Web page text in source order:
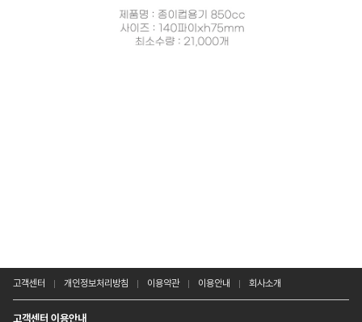
고객센터 개인정보처리방침 이용약관 이용안내 회사소개
고객센터 이용안내